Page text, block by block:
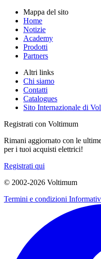
Mappa del sito
Home
Notizie
Academy
Prodotti
Partners
Altri links
Chi siamo
Contatti
Catalogues
Sito Internazionale di
Registrati con Voltimum
Rimani aggiornato con le
per i tuoi acquisti elettrici!
Registrati qui
© 2002-2026 Voltimum
Termini e condizioni